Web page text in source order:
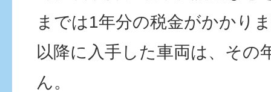
までは1年分の税金がかかり
以降に入手した車両は、その
ん。